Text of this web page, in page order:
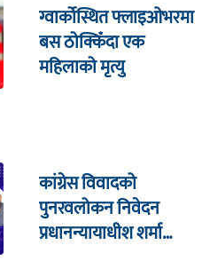
ग्वार्कोस्थित फ्लाइओभरमा
बस ठोक्किँदा एक
महिलाको मृत्यु
कांग्रेस विवादको
पुनरवलोकन निवेदन
प्रधानन्यायाधीश शर्मा